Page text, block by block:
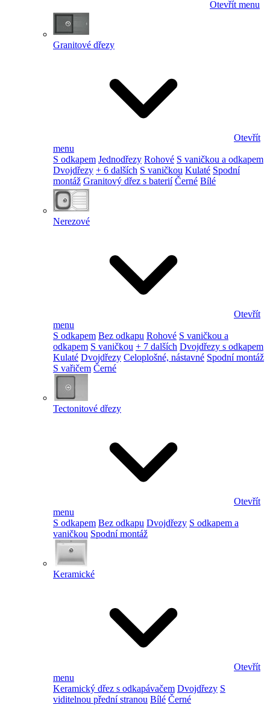
Otevřít menu
Granitové dřezy
Otevřít
menu
S odkapem Jednodřezy Rohové S vaničkou a odkapem
Dvojdřezy + 6 dalších S vaničkou Kulaté Spodní
montáž Granitový dřez s baterií Černé Bílé
Nerezové
Otevřít
menu
S odkapem Bez odkapu Rohové S vaničkou a
odkapem S vaničkou + 7 dalších Dvojdřezy s odkapem
Kulaté Dvojdřezy Celoplošné, nástavné Spodní montáž
S vařičem Černé
Tectonitové dřezy
Otevřít
menu
S odkapem Bez odkapu Dvojdřezy S odkapem a
vaničkou Spodní montáž
Keramické
Otevřít
menu
Keramický dřez s odkapávačem Dvojdřezy S
viditelnou přední stranou Bílé Černé